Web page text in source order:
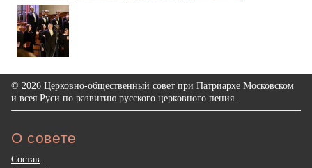
© 2026 Церковно-общественный совет при Патриархе Московском
и всея Руси по развитию русского церковного пения.
О совете
Состав